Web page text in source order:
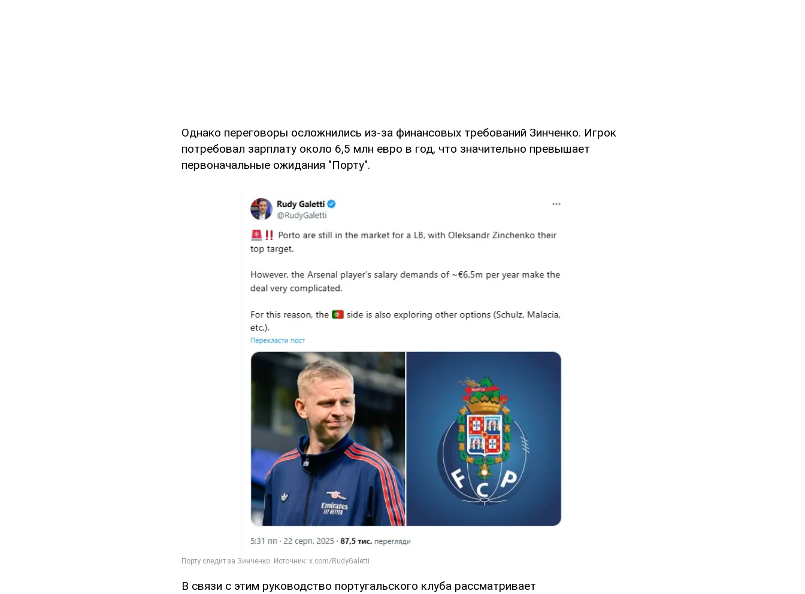
Однако переговоры осложнились из-за финансовых требований Зинченко. Игрок
потребовал зарплату около 6,5 млн евро в год, что значительно превышает
первоначальные ожидания "Порту".
В связи с этим руководство португальского клуба рассматривает